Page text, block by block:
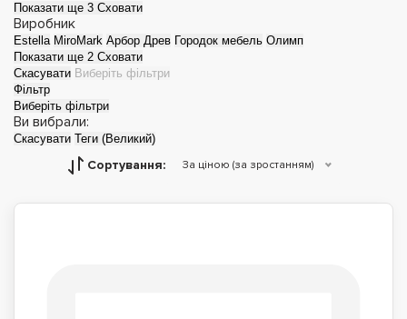
Показати ще 3 Сховати
Виробник
Estella MiroMark Арбор Древ Городок мебель Олимп
Показати ще 2 Сховати
Скасувати Виберіть фільтри
Фільтр
Виберіть фільтри
Ви вибрали:
Скасувати Теги (Великий)
Сортування: За ціною (за зростанням)